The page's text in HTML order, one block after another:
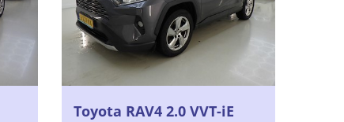
Toyota RAV4 2.0 VVT-iE